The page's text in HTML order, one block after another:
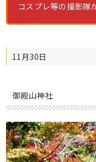
コスプレ等の撮影隊
11月30日
御殿山神社